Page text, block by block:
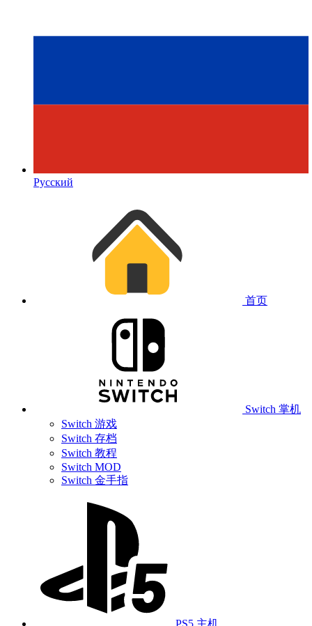
Русский
首页
Switch 掌机
Switch 游戏
Switch 存档
Switch 教程
Switch MOD
Switch 金手指